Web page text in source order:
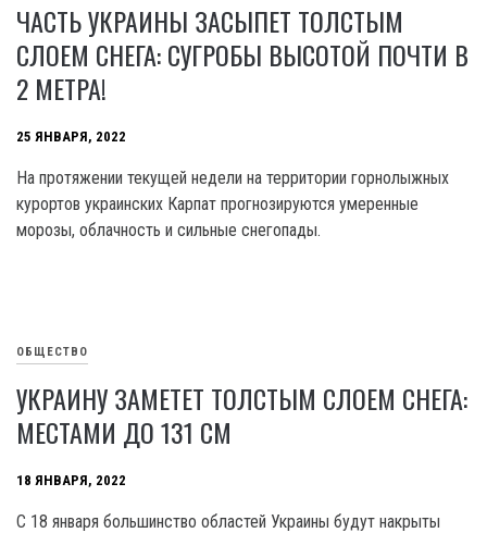
ЧАСТЬ УКРАИНЫ ЗАСЫПЕТ ТОЛСТЫМ
СЛОЕМ СНЕГА: СУГРОБЫ ВЫСОТОЙ ПОЧТИ В
2 МЕТРА!
25 ЯНВАРЯ, 2022
На протяжении текущей недели на территории горнолыжных
курортов украинских Карпат прогнозируются умеренные
морозы, облачность и сильные снегопады.
ОБЩЕСТВО
УКРАИНУ ЗАМЕТЕТ ТОЛСТЫМ СЛОЕМ СНЕГА:
МЕСТАМИ ДО 131 СМ
18 ЯНВАРЯ, 2022
С 18 января большинство областей Украины будут накрыты